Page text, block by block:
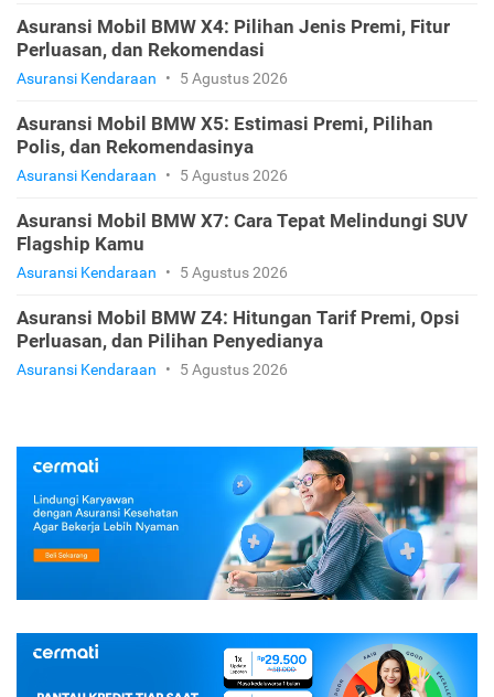
Asuransi Mobil BMW X4: Pilihan Jenis Premi, Fitur
Perluasan, dan Rekomendasi
Asuransi Kendaraan • 5 Agustus 2026
Asuransi Mobil BMW X5: Estimasi Premi, Pilihan
Polis, dan Rekomendasinya
Asuransi Kendaraan • 5 Agustus 2026
Asuransi Mobil BMW X7: Cara Tepat Melindungi SUV
Flagship Kamu
Asuransi Kendaraan • 5 Agustus 2026
Asuransi Mobil BMW Z4: Hitungan Tarif Premi, Opsi
Perluasan, dan Pilihan Penyedianya
Asuransi Kendaraan • 5 Agustus 2026